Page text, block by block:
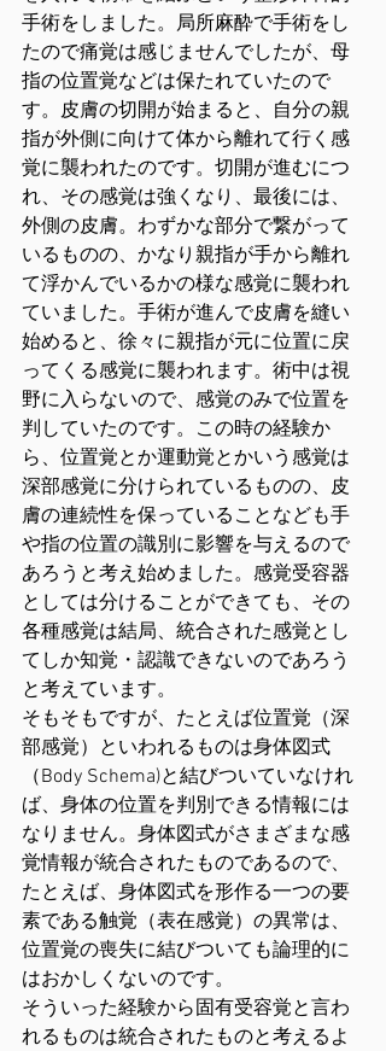
手術をしました。局所麻酔で手術をし
たので痛覚は感じませんでしたが、母
指の位置覚などは保たれていたので
す。皮膚の切開が始まると、自分の親
指が外側に向けて体から離れて行く感
覚に襲われたのです。切開が進むにつ
れ、その感覚は強くなり、最後には、
外側の皮膚。わずかな部分で繋がって
いるものの、かなり親指が手から離れ
て浮かんでいるかの様な感覚に襲われ
ていました。手術が進んで皮膚を縫い
始めると、徐々に親指が元に位置に戻
ってくる感覚に襲われます。術中は視
野に入らないので、感覚のみで位置を
判していたのです。この時の経験か
ら、位置覚とか運動覚とかいう感覚は
深部感覚に分けられているものの、皮
膚の連続性を保っていることなども手
や指の位置の識別に影響を与えるので
あろうと考え始めました。感覚受容器
としては分けることができても、その
各種感覚は結局、統合された感覚とし
てしか知覚・認識できないのであろう
と考えています。
そもそもですが、たとえば位置覚（深
部感覚）といわれるものは身体図式
（Body Schema)と結びついていなけれ
ば、身体の位置を判別できる情報には
なりません。身体図式がさまざまな感
覚情報が統合されたものであるので、
たとえば、身体図式を形作る一つの要
素である触覚（表在感覚）の異常は、
位置覚の喪失に結びついても論理的に
はおかしくないのです。
そういった経験から固有受容覚と言わ
れるものは統合されたものと考えるよ